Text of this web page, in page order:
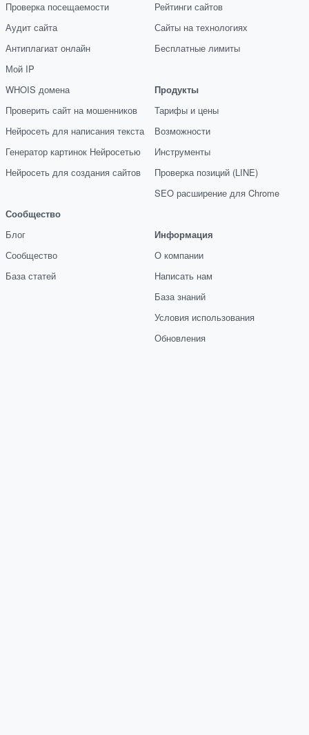
Проверка посещаемости
Аудит сайта
Антиплагиат онлайн
Мой IP
WHOIS домена
Проверить сайт на мошенников
Нейросеть для написания текста
Генератор картинок Нейросетью
Нейросеть для создания сайтов
Сообщество
Блог
Сообщество
База статей
Рейтинги сайтов
Сайты на технологиях
Бесплатные лимиты
Продукты
Тарифы и цены
Возможности
Инструменты
Проверка позиций (LINE)
SEO расширение для Chrome
Информация
О компании
Написать нам
База знаний
Условия использования
Обновления